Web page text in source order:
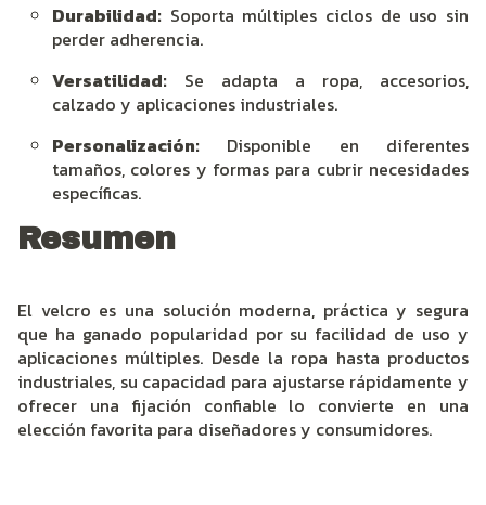
Durabilidad: Soporta múltiples ciclos de uso sin
perder adherencia.
Versatilidad: Se adapta a ropa, accesorios,
calzado y aplicaciones industriales.
Personalización: Disponible en diferentes
tamaños, colores y formas para cubrir necesidades
específicas.
Resumen
El velcro es una solución moderna, práctica y segura
que ha ganado popularidad por su facilidad de uso y
aplicaciones múltiples. Desde la ropa hasta productos
industriales, su capacidad para ajustarse rápidamente y
ofrecer una fijación confiable lo convierte en una
elección favorita para diseñadores y consumidores.